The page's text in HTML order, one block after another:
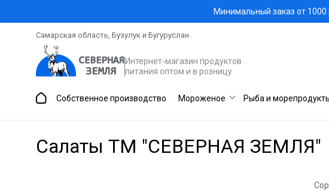
Минимальный заказ от
Самарская область, Бузулук и Бугуруслан
Интернет-магазин продуктов
питания оптом и в розницу
Собственное производство Мороженое Рыба и
Салаты ТМ "СЕВЕРНАЯ ЗЕМЛЯ"